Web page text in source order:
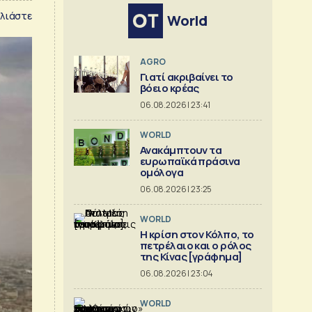
World
AGRO
Γιατί ακριβαίνει το
βόειο κρέας
06.08.2026 | 23:41
WORLD
Ανακάμπτουν τα
ευρωπαϊκά πράσινα
ομόλογα
06.08.2026 | 23:25
WORLD
Η κρίση στoν Κόλπο, το
πετρέλαιο και ο ρόλος
της Κίνας [γράφημα]
06.08.2026 | 23:04
WORLD